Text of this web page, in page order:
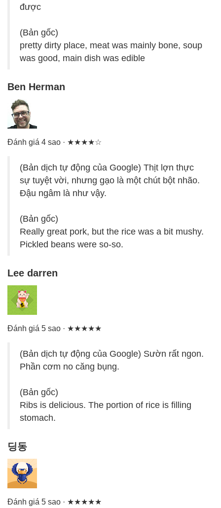
được
(Bản gốc)
pretty dirty place, meat was mainly bone, soup
was good, main dish was edible
Ben Herman
Đánh giá 4 sao · ★★★★☆
(Bản dịch tự động của Google) Thịt lợn thực
sự tuyệt vời, nhưng gạo là một chút bột nhão.
Đậu ngâm là như vậy.
(Bản gốc)
Really great pork, but the rice was a bit mushy.
Pickled beans were so-so.
Lee darren
Đánh giá 5 sao · ★★★★★
(Bản dịch tự động của Google) Sườn rất ngon.
Phần cơm no căng bụng.
(Bản gốc)
Ribs is delicious. The portion of rice is filling
stomach.
딩동
Đánh giá 5 sao · ★★★★★